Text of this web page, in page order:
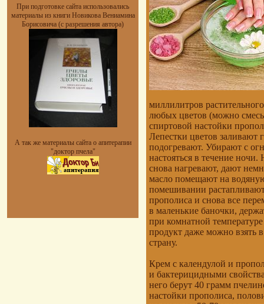
При подготовке сайта использовались
материалы из книги Новикова Вениамина
Борисовича (с разрешения автора)
А так же материалы сайта о апитерапии
"доктор пчела"
миллилитров
любых цветов (можно
спиртовой настойки
Лепестки цветов заливают
подогревают. Убирают с
настояться в течение
снова нагревают, дают
масло помещают на
помешивании
прополиса и снова все
в маленькие баночки,
при комнатной
продукт даже можно взять
страну.
Крем с календулой и
и бактерицидными
него берут 40 грамм
настойки прополиса,